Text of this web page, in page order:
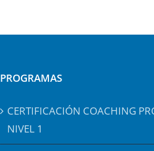
PROGRAMAS
CERTIFICACIÓN COACHING
NIVEL 1